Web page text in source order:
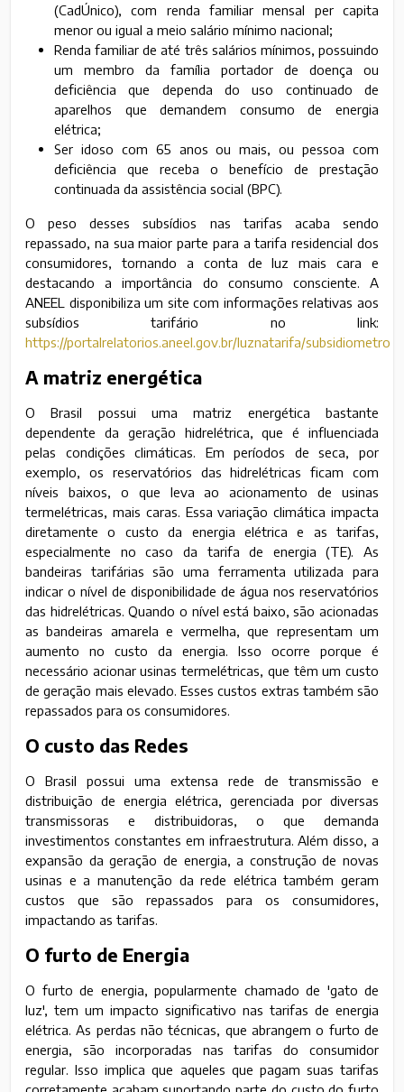
(CadÚnico), com renda familiar mensal per capita
menor ou igual a meio salário mínimo nacional;
Renda familiar de até três salários mínimos, possuindo
um membro da família portador de doença ou
deficiência que dependa do uso continuado de
aparelhos que demandem consumo de energia
elétrica;
Ser idoso com 65 anos ou mais, ou pessoa com
deficiência que receba o benefício de prestação
continuada da assistência social (BPC).
O peso desses subsídios nas tarifas acaba sendo
repassado, na sua maior parte para a tarifa residencial dos
consumidores, tornando a conta de luz mais cara e
destacando a importância do consumo consciente. A
ANEEL disponibiliza um site com informações relativas aos
subsídios tarifário no link:
https://portalrelatorios.aneel.gov.br/luznatarifa/subsidiometro
A matriz energética
O Brasil possui uma matriz energética bastante
dependente da geração hidrelétrica, que é influenciada
pelas condições climáticas. Em períodos de seca, por
exemplo, os reservatórios das hidrelétricas ficam com
níveis baixos, o que leva ao acionamento de usinas
termelétricas, mais caras. Essa variação climática impacta
diretamente o custo da energia elétrica e as tarifas,
especialmente no caso da tarifa de energia (TE). As
bandeiras tarifárias são uma ferramenta utilizada para
indicar o nível de disponibilidade de água nos reservatórios
das hidrelétricas. Quando o nível está baixo, são acionadas
as bandeiras amarela e vermelha, que representam um
aumento no custo da energia. Isso ocorre porque é
necessário acionar usinas termelétricas, que têm um custo
de geração mais elevado. Esses custos extras também são
repassados para os consumidores.
O custo das Redes
O Brasil possui uma extensa rede de transmissão e
distribuição de energia elétrica, gerenciada por diversas
transmissoras e distribuidoras, o que demanda
investimentos constantes em infraestrutura. Além disso, a
expansão da geração de energia, a construção de novas
usinas e a manutenção da rede elétrica também geram
custos que são repassados para os consumidores,
impactando as tarifas.
O furto de Energia
O furto de energia, popularmente chamado de 'gato de
luz', tem um impacto significativo nas tarifas de energia
elétrica. As perdas não técnicas, que abrangem o furto de
energia, são incorporadas nas tarifas do consumidor
regular. Isso implica que aqueles que pagam suas tarifas